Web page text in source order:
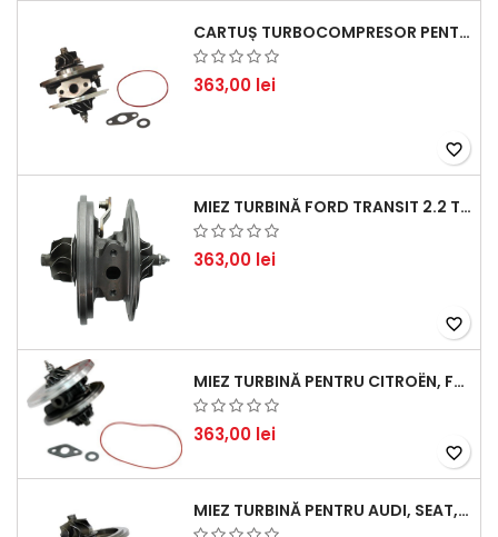
CARTUȘ TURBOCOMPRESOR PENTRU VW, AUDI, SEAT, SKODA - MOTOR DIESEL 2.0 TDI
363,00 lei
favorite_border
MIEZ TURBINĂ FORD TRANSIT 2.2 TDCI (2007-2016)
363,00 lei
favorite_border
MIEZ TURBINĂ PENTRU CITROËN, FORD, MAZDA, MINI, PEUGEOT ȘI VOLVO - MOTORIZĂRI 1.6 HDI ȘI 1.6 D
363,00 lei
favorite_border
MIEZ TURBINĂ PENTRU AUDI, SEAT, SKODA ȘI VOLKSWAGEN - MOTORIZĂRI 2.0 TDI 103KW 140CP